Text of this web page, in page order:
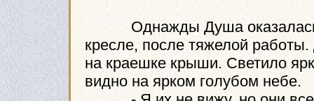
Однажды Душа оказалась
кресле, после тяжелой
на краешке крыши. Светило
видно на ярком голубом небе.